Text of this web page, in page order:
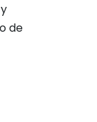
de